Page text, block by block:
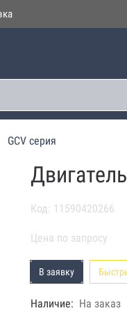
GCV серия
Код: 11590420266
Цена по запросу
В заявку
Наличие: На заказ